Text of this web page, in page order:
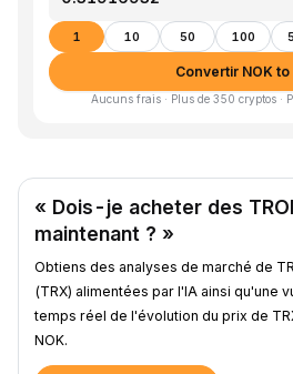
1 10 50 100
Convertir NOK to
Aucuns frais · Plus de 350 cryptos ·
« Dois-je acheter des
maintenant ? »
Obtiens des analyses de marché de
(TRX) alimentées par l'IA ainsi qu'une
temps réel de l'évolution du prix de
NOK.